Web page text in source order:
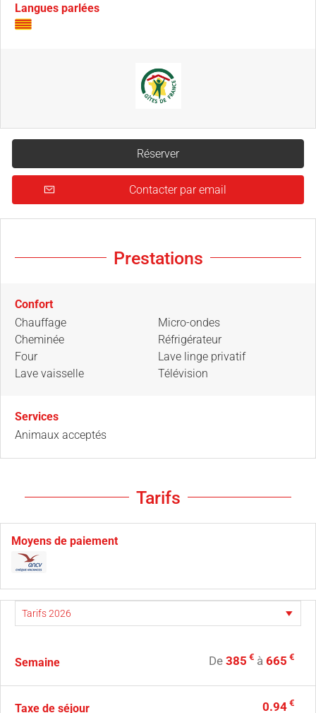
Langues parlées
Réserver
Contacter par email
Prestations
Confort
Chauffage
Cheminée
Four
Lave vaisselle
Micro-ondes
Réfrigérateur
Lave linge privatif
Télévision
Services
Animaux acceptés
Tarifs
Moyens de paiement
Semaine De 385 € à 665 €
Taxe de séjour 0.94 €